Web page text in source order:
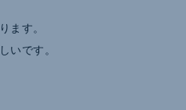
ます。
いです。